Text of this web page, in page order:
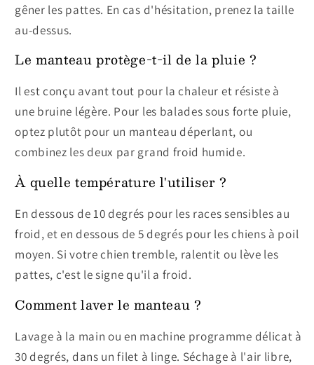
gêner les pattes. En cas d'hésitation, prenez la taille
au-dessus.
Le manteau protège-t-il de la pluie ?
Il est conçu avant tout pour la chaleur et résiste à
une bruine légère. Pour les balades sous forte pluie,
optez plutôt pour un manteau déperlant, ou
combinez les deux par grand froid humide.
À quelle température l'utiliser ?
En dessous de 10 degrés pour les races sensibles au
froid, et en dessous de 5 degrés pour les chiens à poil
moyen. Si votre chien tremble, ralentit ou lève les
pattes, c'est le signe qu'il a froid.
Comment laver le manteau ?
Lavage à la main ou en machine programme délicat à
30 degrés, dans un filet à linge. Séchage à l'air libre,